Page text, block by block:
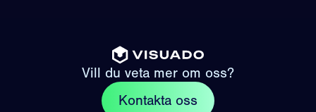
Vill du veta mer om oss?
Kontakta oss